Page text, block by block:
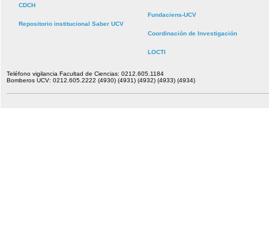
CDCH
Repositorio institucional Saber UCV
Fundaciens-UCV
Coordinación de Investigación
LOCTI
Teléfono vigilancia Facultad de Ciencias: 0212.605.1184
Bomberos UCV: 0212.605.2222 (4930) (4931) (4932) (4933) (4934)